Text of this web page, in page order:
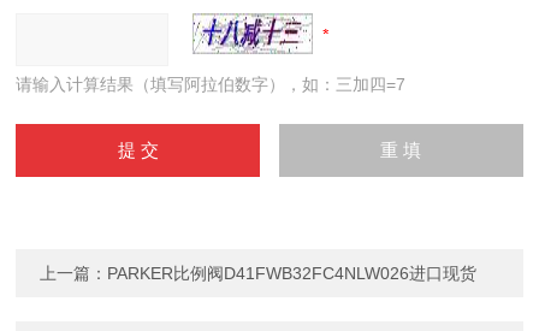
请输入计算结果（填写阿拉伯数字），如：三加四=7
上一篇： PARKER比例阀D41FWB32FC4NLW026进口现货